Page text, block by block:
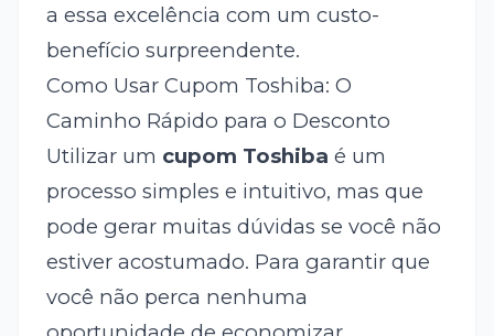
a essa excelência com um custo-
benefício surpreendente.
Como Usar Cupom Toshiba: O
Caminho Rápido para o Desconto
Utilizar um cupom Toshiba é um
processo simples e intuitivo, mas que
pode gerar muitas dúvidas se você não
estiver acostumado. Para garantir que
você não perca nenhuma